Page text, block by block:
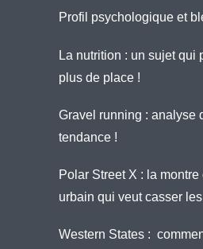
Profil psychologique et
La nutrition : un sujet qui
plus de place !
Gravel running : analyse
tendance !
Polar Street X : la
urbain qui veut casser
Western States :